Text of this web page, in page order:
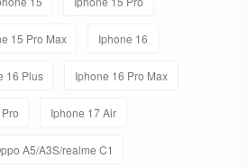
15 Pro Max Iphone 16
16 Plus Iphone 16 Pro Max
Iphone 17 Air
A5/A3S/realme C1